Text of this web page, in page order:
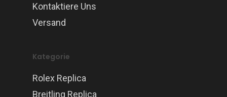
Kontaktiere Uns
Versand
Kategorie
Rolex Replica
Breitling Replica